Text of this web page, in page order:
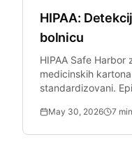
HIPAA:
bolnicu
HIPAA Safe Harbor
medicinskih
standardizovani.
znaju bez
May 30, 2026 7 min